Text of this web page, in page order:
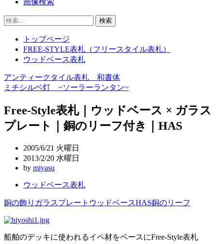
検
トップページ
FREE-STYLE表札（フリースタイル表札）
ウッドベース表札
投
稿
ナ
ビ
ン
アンティークタイル表札 和書体
ミチシルベ灯 ~ソーラーランタン~
Free-Style表札｜ウッドベース × ガラス
プレート｜銅のリーフ付き｜HAS
2005/6/21 火曜日
2013/2/20 水曜日
by miyasu
ウッドベース表札
銅の飾り ガラスプレート ウッドベースHAS銅のリーフ
船舶のデッキに使われるイペ材をベースにFree-Style表札